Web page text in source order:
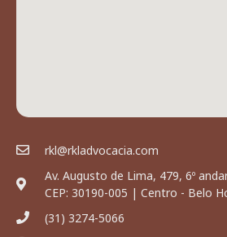
rkl@rkladvocacia.com
Av. Augusto de Lima, 479, 6º
CEP: 30190-005 | Centro - Belo
(31) 3274-5066